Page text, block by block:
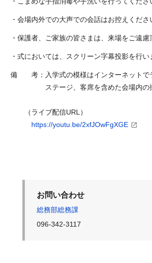
・会場内外での大声での会話はお控えくださ
・保護者、ご家族の皆さまは、来場をご遠慮
・式においては、スクリーン字幕投影を行
備 考：入学式の模様はインターネットで
ステージ、客席を含めた会場内の撮影
（ライブ配信URL）
https://youtu.be/2xfJOwFgXGE
お問い合わせ
総務部総務課
096-342-3117